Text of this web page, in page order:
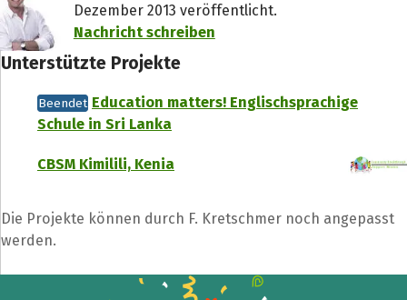
Dezember 2013 veröffentlicht.
Nachricht schreiben
Unterstützte Projekte
Beendet Education matters! Englischsprachige
Schule in Sri Lanka
CBSM Kimilili, Kenia
Die Projekte können durch F. Kretschmer noch angepasst
werden.